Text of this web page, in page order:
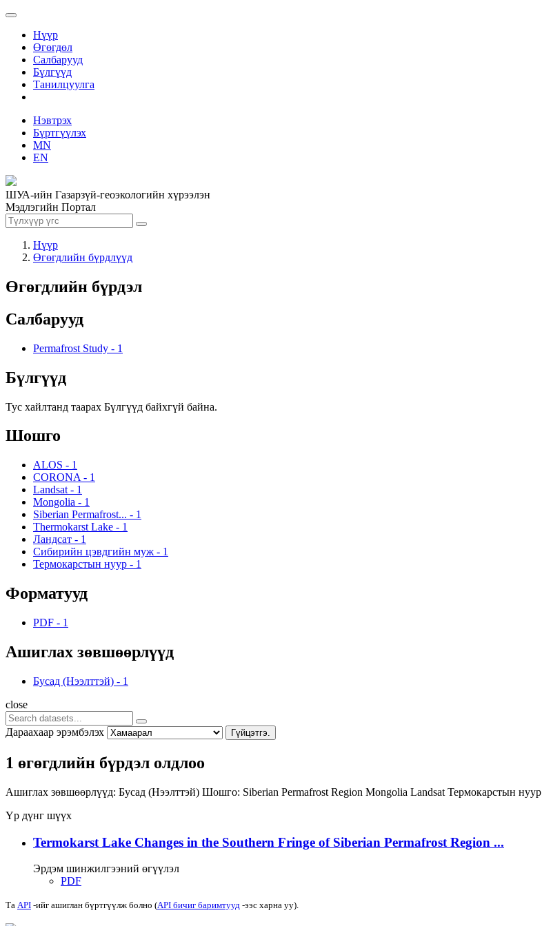
Нүүр
Өгөгдөл
Салбарууд
Бүлгүүд
Танилцуулга
Нэвтрэх
Бүртгүүлэх
MN
EN
ШУА-ийн Газарзүй-геоэкологийн хүрээлэн
Мэдлэгийн Портал
Нүүр
Өгөгдлийн бүрдлүүд
Өгөгдлийн бүрдэл
Салбарууд
Permafrost Study - 1
Бүлгүүд
Тус хайлтанд таарах Бүлгүүд байхгүй байна.
Шошго
ALOS - 1
CORONA - 1
Landsat - 1
Mongolia - 1
Siberian Permafrost... - 1
Thermokarst Lake - 1
Ландсат - 1
Сибирийн цэвдгийн муж - 1
Термокарстын нуур - 1
Форматууд
PDF - 1
Ашиглах зөвшөөрлүүд
Бусад (Нээлттэй) - 1
close
Дараахаар эрэмбэлэх Гүйцэтгэ.
1 өгөгдлийн бүрдэл олдлоо
Ашиглах зөвшөөрлүүд: Бусад (Нээлттэй) Шошго: Siberian Permafrost Region Mongolia Landsat Термокарстын нуур
Үр дүнг шүүх
Termokarst Lake Changes in the Southern Fringe of Siberian Permafrost Region ...
Эрдэм шинжилгээний өгүүлэл
PDF
Та API -ийг ашиглан бүртгүүлж болно (API бичиг баримтууд -ээс харна уу).